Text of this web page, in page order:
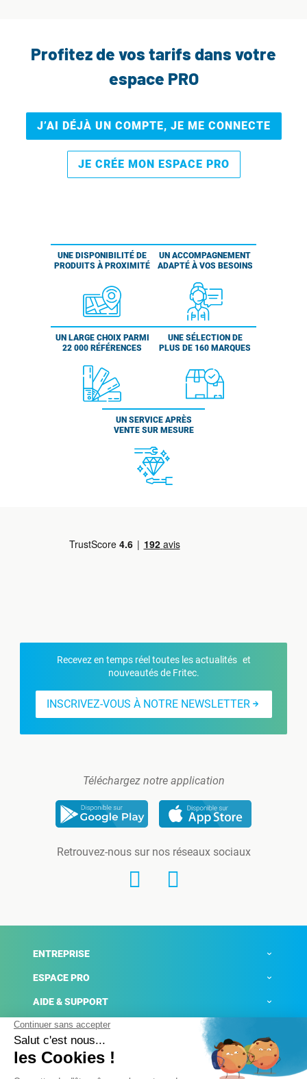
Profitez de vos tarifs dans votre
espace PRO
J’AI DÉJÀ UN COMPTE, JE ME CONNECTE
JE CRÉE MON ESPACE PRO
UNE DISPONIBILITÉ DE
PRODUITS À PROXIMITÉ
UN ACCOMPAGNEMENT
ADAPTÉ À VOS BESOINS
UN LARGE CHOIX PARMI
22 000 RÉFÉRENCES
UNE SÉLECTION DE
PLUS DE 160 MARQUES
UN SERVICE APRÈS
VENTE SUR MESURE
Recevez en temps réel toutes les actualités et
nouveautés de Fritec.
INSCRIVEZ-VOUS À NOTRE NEWSLETTER
Téléchargez notre application
Retrouvez-nous sur nos réseaux sociaux
ENTREPRISE
ESPACE PRO
AIDE & SUPPORT
ACTUALITÉS